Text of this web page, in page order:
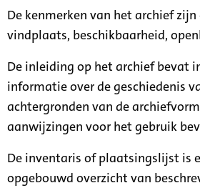
De kenmerken van het archief
vindplaats, beschikbaarheid,
De inleiding op het archief bevat
informatie over de geschiedenis
achtergronden van de
aanwijzingen voor het gebruik
De inventaris of plaatsingslijst is
opgebouwd overzicht van